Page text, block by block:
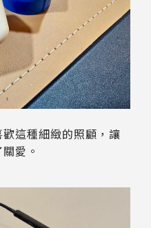
這種細緻的照顧，讓
愛。